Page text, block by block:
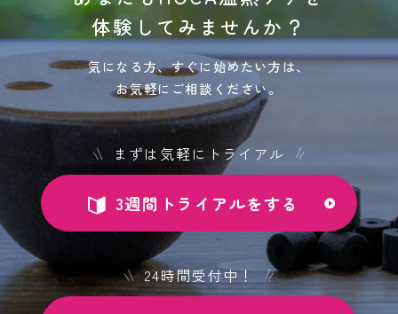
体験してみませんか？
気になる方、すぐに始めたい方は、
お気軽にご相談ください。
まずは気軽にトライアル
3週間トライアルをする
24時間受付中！